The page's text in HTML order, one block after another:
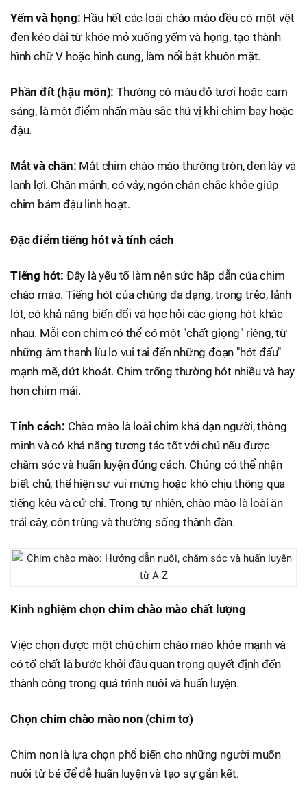
Yếm và họng: Hầu hết các loài chào mào đều có một vệt
đen kéo dài từ khóe mỏ xuống yếm và họng, tạo thành
hình chữ V hoặc hình cung, làm nổi bật khuôn mặt.
Phần đít (hậu môn): Thường có màu đỏ tươi hoặc cam
sáng, là một điểm nhấn màu sắc thú vị khi chim bay hoặc
đậu.
Mắt và chân: Mắt chim chào mào thường tròn, đen láy và
lanh lợi. Chân mảnh, có vảy, ngón chân chắc khỏe giúp
chim bám đậu linh hoạt.
Đặc điểm tiếng hót và tính cách
Tiếng hót: Đây là yếu tố làm nên sức hấp dẫn của chim
chào mào. Tiếng hót của chúng đa dạng, trong trẻo, lảnh
lót, có khả năng biến đổi và học hỏi các giọng hót khác
nhau. Mỗi con chim có thể có một "chất giọng" riêng, từ
những âm thanh líu lo vui tai đến những đoạn "hót đấu"
mạnh mẽ, dứt khoát. Chim trống thường hót nhiều và hay
hơn chim mái.
Tính cách: Chào mào là loài chim khá dạn người, thông
minh và có khả năng tương tác tốt với chủ nếu được
chăm sóc và huấn luyện đúng cách. Chúng có thể nhận
biết chủ, thể hiện sự vui mừng hoặc khó chịu thông qua
tiếng kêu và cử chỉ. Trong tự nhiên, chào mào là loài ăn
trái cây, côn trùng và thường sống thành đàn.
Kinh nghiệm chọn chim chào mào chất lượng
Việc chọn được một chú chim chào mào khỏe mạnh và
có tố chất là bước khởi đầu quan trọng quyết định đến
thành công trong quá trình nuôi và huấn luyện.
Chọn chim chào mào non (chim tơ)
Chim non là lựa chọn phổ biến cho những người muốn
nuôi từ bé để dễ huấn luyện và tạo sự gắn kết.